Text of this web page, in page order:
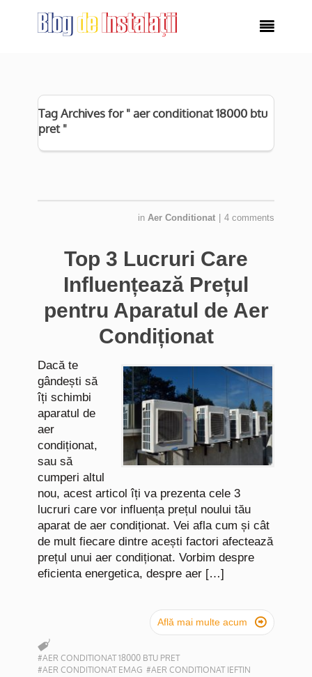

Tag Archives for " aer conditionat 18000 btu
pret "
in Aer Conditionat 4 comments
Top 3 Lucruri Care
Influențează Prețul
pentru Aparatul de Aer
Condiționat
Dacă te
gândești să
îți schimbi
aparatul de
aer
condiționat,
sau să
cumperi altul
nou, acest articol îți va prezenta cele 3
lucruri care vor influența prețul noului tău
aparat de aer condiționat. Vei afla cum și cât
de mult fiecare dintre acești factori afectează
prețul unui aer condiționat. Vorbim despre
eficienta energetica, despre aer […]
Află mai multe acum 
#AER CONDITIONAT 18000 BTU PRET
#AER CONDITIONAT EMAG #AER CONDITIONAT IEFTIN